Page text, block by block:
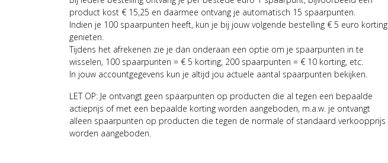
product kost € 15,25 en daarmee ontvang je automatisch 15 spaarpunten.
Indien je 100 spaarpunten heeft, kun je bij jouw volgende bestelling € 5 euro korting
genieten.
Tijdens het afrekenen zie je dan onderaan een optie om je spaarpunten in te
wisselen, 100 spaarpunten = € 5 korting, 200 spaarpunten = € 10 korting, etc.
In jouw accountgegevens kun je altijd jou actuele aantal spaarpunten bekijken.
LET OP: Je ontvangt geen spaarpunten op producten die al tegen een bepaalde
actieprijs of met een bepaalde korting worden aangeboden, m.a.w. je ontvangt
alleen spaarpunten op producten die tegen de normale of standaard verkoopprijs
worden aangeboden.